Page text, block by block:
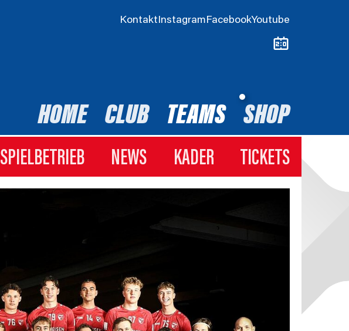
Kontakt Instagram FacebookYoutube
HOME CLUB TEAMS SHOP
SPIELBETRIEB NEWS KADER TICKETS